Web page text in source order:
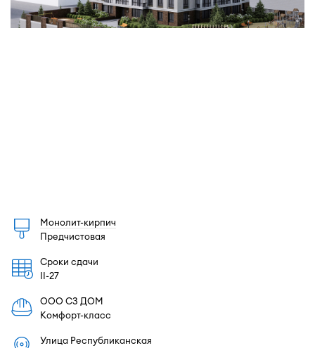
Монолит-кирпич
Предчистовая
Сроки сдачи
II-27
ООО СЗ ДОМ
Комфорт-класс
Улица Республиканская